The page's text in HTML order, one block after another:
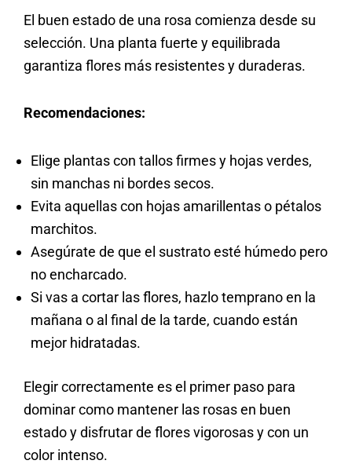
El buen estado de una rosa comienza desde su
selección. Una planta fuerte y equilibrada
garantiza flores más resistentes y duraderas.
Recomendaciones:
Elige plantas con tallos firmes y hojas verdes,
sin manchas ni bordes secos.
Evita aquellas con hojas amarillentas o pétalos
marchitos.
Asegúrate de que el sustrato esté húmedo pero
no encharcado.
Si vas a cortar las flores, hazlo temprano en la
mañana o al final de la tarde, cuando están
mejor hidratadas.
Elegir correctamente es el primer paso para
dominar como mantener las rosas en buen
estado y disfrutar de flores vigorosas y con un
color intenso.